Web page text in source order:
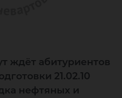
ждёт абитуриентов
21.02.10
нефтяных и